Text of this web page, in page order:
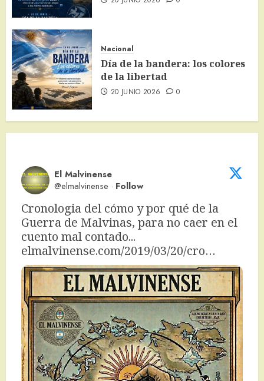
Nacional
Día de la bandera: los colores
de la libertad
20 JUNIO 2026 0
El Malvinense
@elmalvinense · Follow
Cronologia del cómo y por qué de la
Guerra de Malvinas, para no caer en el
elmalvinense.com/2019/03/20/cro…